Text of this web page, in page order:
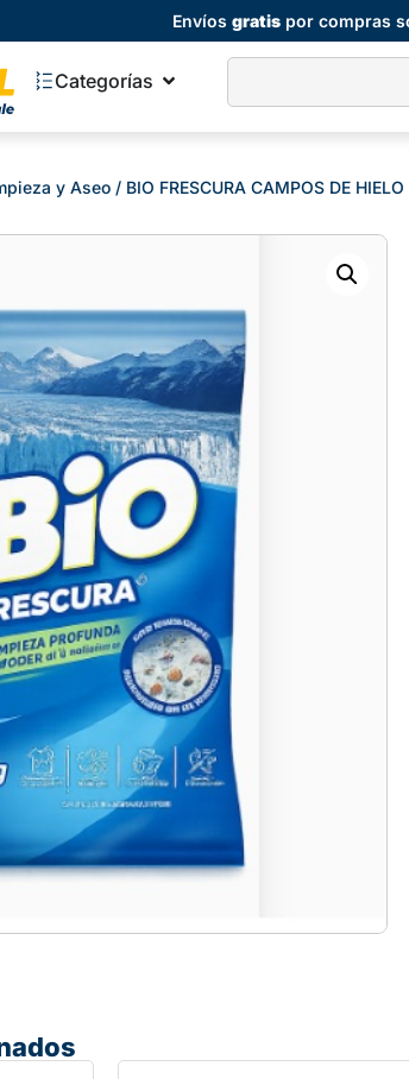
Envíosgratis por compras
Categorías
y Aseo/ BIO FRESCURA CAMPOS DE